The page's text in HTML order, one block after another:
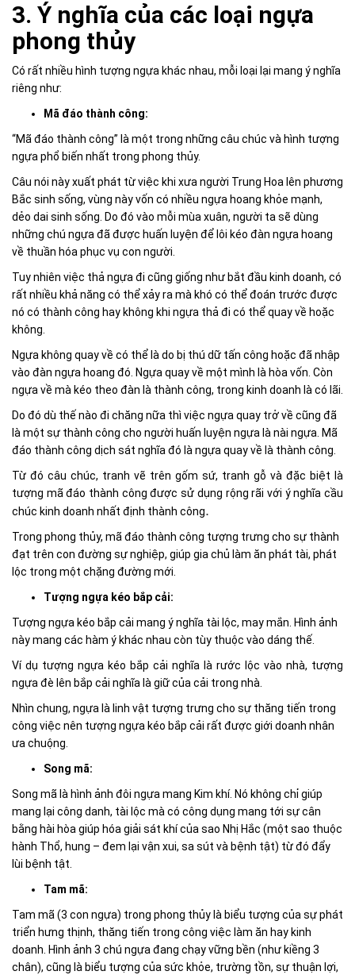
3. Ý nghĩa của các loại ngựa
phong thủy
Có rất nhiều hình tượng ngựa khác nhau, mỗi loại lại mang ý nghĩa
riêng như:
Mã đáo thành công:
“Mã đáo thành công” là một trong những câu chúc và hình tượng
ngựa phổ biến nhất trong phong thủy.
Câu nói này xuất phát từ việc khi xưa người Trung Hoa lên phương
Bắc sinh sống, vùng này vốn có nhiều ngựa hoang khỏe mạnh,
dẻo dai sinh sống. Do đó vào mỗi mùa xuân, người ta sẽ dùng
những chú ngựa đã được huấn luyện để lôi kéo đàn ngựa hoang
về thuần hóa phục vụ con người.
Tuy nhiên việc thả ngựa đi cũng giống như bắt đầu kinh doanh, có
rất nhiều khả năng có thể xảy ra mà khó có thể đoán trước được
nó có thành công hay không khi ngựa thả đi có thể quay về hoặc
không.
Ngựa không quay về có thể là do bị thú dữ tấn công hoặc đã nhập
vào đàn ngựa hoang đó. Ngựa quay về một mình là hòa vốn. Còn
ngựa về mà kéo theo đàn là thành công, trong kinh doanh là có lãi.
Do đó dù thế nào đi chăng nữa thì việc ngựa quay trở về cũng đã
là một sự thành công cho người huấn luyện ngựa là nài ngựa. Mã
đáo thành công dịch sát nghĩa đó là ngựa quay về là thành công.
Từ đó câu chúc, tranh vẽ trên gốm sứ, tranh gỗ và đặc biệt là
tượng mã đáo thành công được sử dụng rộng rãi với ý nghĩa cầu
chúc kinh doanh nhất định thành công.
Trong phong thủy, mã đáo thành công tượng trưng cho sự thành
đạt trên con đường sự nghiệp, giúp gia chủ làm ăn phát tài, phát
lộc trong một chặng đường mới.
Tượng ngựa kéo bắp cải:
Tượng ngựa kéo bắp cải mang ý nghĩa tài lộc, may mắn. Hình ảnh
này mang các hàm ý khác nhau còn tùy thuộc vào dáng thế.
Ví dụ tượng ngựa kéo bắp cải nghĩa là rước lộc vào nhà, tượng
ngựa đè lên bắp cải nghĩa là giữ của cải trong nhà.
Nhìn chung, ngựa là linh vật tượng trưng cho sự thăng tiến trong
công việc nên tượng ngựa kéo bắp cải rất được giới doanh nhân
ưa chuộng.
Song mã:
Song mã là hình ảnh đôi ngựa mang Kim khí. Nó không chỉ giúp
mang lại công danh, tài lộc mà có công dụng mang tới sự cân
bằng hài hòa giúp hóa giải sát khí của sao Nhị Hắc (một sao thuộc
hành Thổ, hung – đem lại vận xui, sa sút và bệnh tật) từ đó đẩy
lùi bệnh tật.
Tam mã:
Tam mã (3 con ngựa) trong phong thủy là biểu tượng của sự phát
triển hưng thịnh, thăng tiến trong công việc làm ăn hay kinh
doanh. Hình ảnh 3 chú ngựa đang chạy vững bền (như kiềng 3
chân), cũng là biểu tượng của sức khỏe, trường tồn, sự thuận lợi,